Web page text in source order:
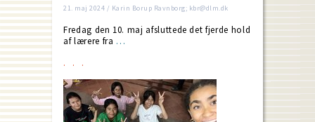
21. maj 2024 / Karin Borup Ravnborg; kbr@dlm.dk
Fredag den 10. maj afsluttede det fjerde hold
af lærere fra …